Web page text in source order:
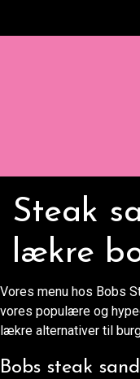
Steak
lækre
Vores menu hos Bobs
vores populære og
lækre alternativer til
Bobs steak